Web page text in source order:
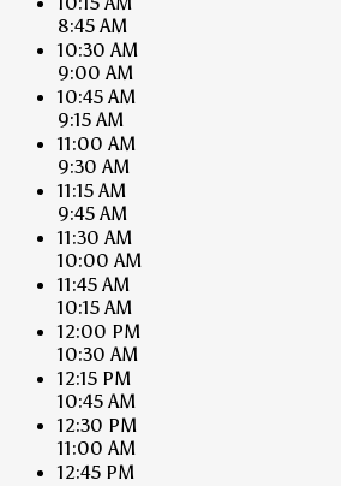
8:45 AM
10:30 AM
9:00 AM
10:45 AM
9:15 AM
11:00 AM
9:30 AM
11:15 AM
9:45 AM
11:30 AM
10:00 AM
11:45 AM
10:15 AM
12:00 PM
10:30 AM
12:15 PM
10:45 AM
12:30 PM
11:00 AM
12:45 PM